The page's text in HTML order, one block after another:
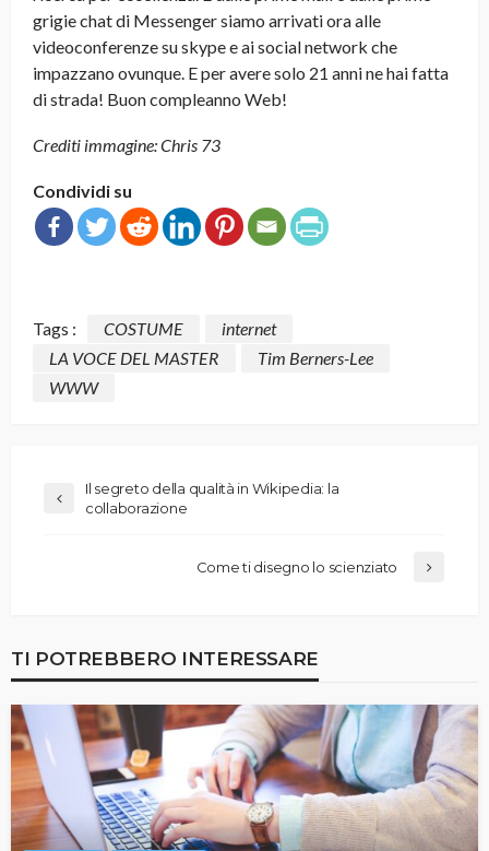
grigie chat di Messenger siamo arrivati ora alle
videoconferenze su skype e ai social network che
impazzano ovunque. E per avere solo 21 anni ne hai fatta
di strada! Buon compleanno Web!
Crediti immagine: Chris 73
Condividi su
Tags : COSTUME
internet
LA VOCE DEL MASTER
Tim Berners-Lee
WWW
Il segreto della qualità in Wikipedia: la
collaborazione
Come ti disegno lo scienziato
TI POTREBBERO INTERESSARE